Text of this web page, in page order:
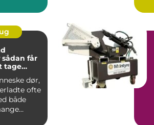
tage
dør,
ofte
både